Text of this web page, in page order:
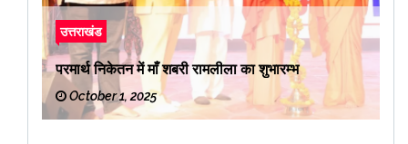
उत्तराखंड
परमार्थ निकेतन में माँ शबरी रामलीला का शुभारम्भ
October 1, 2025